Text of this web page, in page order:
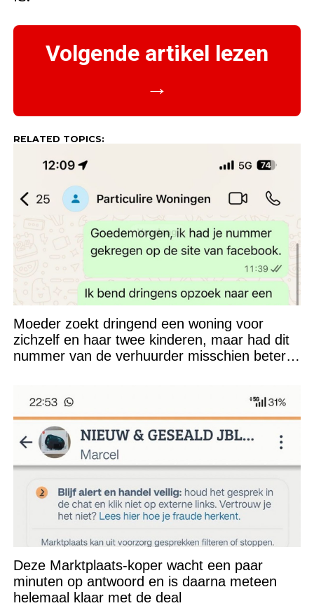
Volgende artikel lezen
→
RELATED TOPICS:
Moeder zoekt dringend een woning voor
zichzelf en haar twee kinderen, maar had dit
nummer van de verhuurder misschien beter
Deze Marktplaats-koper wacht een paar
minuten op antwoord en is daarna meteen
helemaal klaar met de deal